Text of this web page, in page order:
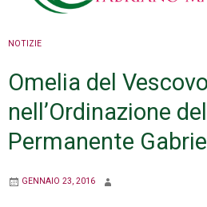
NOTIZIE
Omelia del Vescovo
nell’Ordinazione
Permanente
GENNAIO 23, 2016